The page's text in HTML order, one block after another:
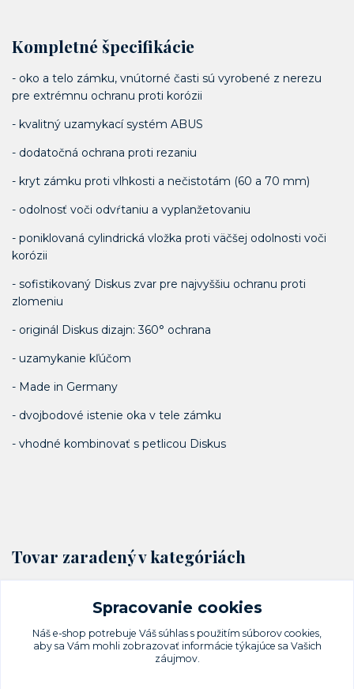
Kompletné špecifikácie
- oko a telo zámku, vnútorné časti sú vyrobené z nerezu
pre extrémnu ochranu proti korózii
- kvalitný uzamykací systém ABUS
- dodatočná ochrana proti rezaniu
- kryt zámku proti vlhkosti a nečistotám (60 a 70 mm)
- odolnosť voči odvŕtaniu a vyplanžetovaniu
- poniklovaná cylindrická vložka proti väčšej odolnosti voči
korózii
- sofistikovaný Diskus zvar pre najvyššiu ochranu proti
zlomeniu
- originál Diskus dizajn: 360° ochrana
- uzamykanie kľúčom
- Made in Germany
- dvojbodové istenie oka v tele zámku
- vhodné kombinovať s petlicou Diskus
Tovar zaradený v kategóriách
Spracovanie cookies
Náš e-shop potrebuje Váš súhlas s použitím súborov cookies,
aby sa Vám mohli zobrazovať informácie týkajúce sa Vašich
záujmov.